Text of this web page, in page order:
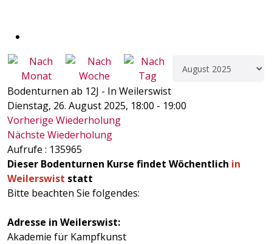
Bodenturnen ab 12J - In Weilerswist
Dienstag, 26. August 2025, 18:00 - 19:00
Vorherige Wiederholung
Nächste Wiederholung
Aufrufe : 135965
Dieser Bodenturnen Kurse findet Wöchentlich in
Weilerswist statt
Bitte beachten Sie folgendes:
Adresse in Weilerswist:
Akademie für Kampfkunst